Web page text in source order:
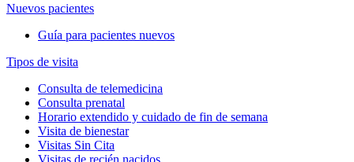
Nuevos pacientes
Guía para pacientes nuevos
Tipos de visita
Consulta de telemedicina
Consulta prenatal
Horario extendido y cuidado de fin de semana
Visita de bienestar
Visitas Sin Cita
Visitas de recién nacidos